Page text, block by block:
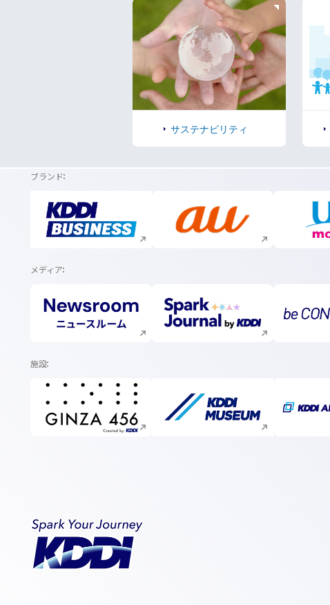
サステナビリティ
ブランド
新規ウィンドウで開く 新規ウィンドウで開く
メディア
新規ウィンドウで開く 新規ウィンドウで開く
施設
新規ウィンドウで開く 新規ウィンドウで開く